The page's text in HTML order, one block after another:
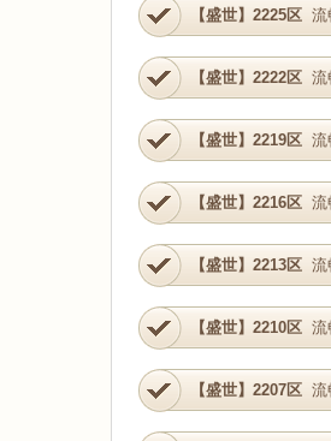
【盛世】2225区 流
【盛世】2222区 流
【盛世】2219区 流
【盛世】2216区 流
【盛世】2213区 流
【盛世】2210区 流
【盛世】2207区 流